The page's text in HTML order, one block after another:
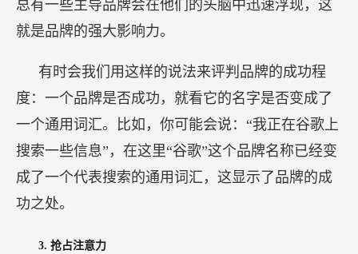
3.抢占注意力
每个企业都希望自己的品牌或产品名称能够立即
在人们的脑海中引起关联，这涉及到多个因素，包
括品牌名称的发音、简洁性等等。如果一个产品名
称难以发音或记忆，可能不利于广告的传播，这也
侧面说明了品牌名称在广告中的重要性。
吸引消费者的注意力是非常重要的，无论是通过
视觉、产品名称、广告语、口号还是其它方式，只